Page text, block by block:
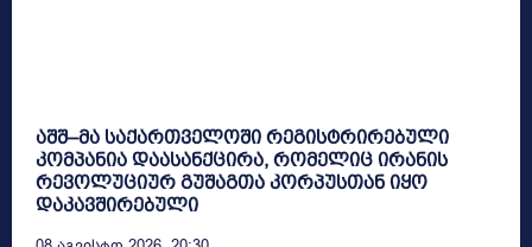
აშშ–მა საქართველოში რეგისტრირებული
კომპანია დაასანქცირა, რომელიც ირანის
რევოლუციურ გუშაგთა კორპუსთან იყო
დაკავშირებული